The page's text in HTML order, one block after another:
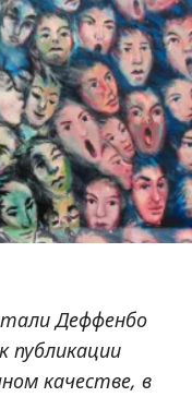
Деффенбо
публикации
качестве, в